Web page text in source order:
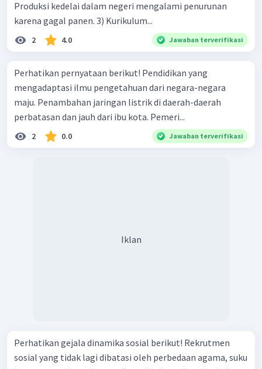
Produksi kedelai dalam negeri mengalami penurunan
karena gagal panen. 3) Kurikulum...
2 4.0 Jawaban terverifikasi
Perhatikan pernyataan berikut! Pendidikan yang
mengadaptasi ilmu pengetahuan dari negara-negara
maju. Penambahan jaringan listrik di daerah-daerah
perbatasan dan jauh dari ibu kota. Pemeri...
2 0.0 Jawaban terverifikasi
Iklan
Perhatikan gejala dinamika sosial berikut! Rekrutmen
sosial yang tidak lagi dibatasi oleh perbedaan agama, suku